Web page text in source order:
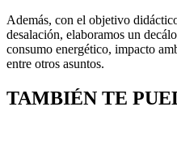
Además, con el objetivo
desalación, elaboramos un
consumo energético, impacto
entre otros asuntos.
TAMBIÉN TE